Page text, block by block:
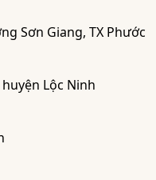
Sơn Giang, TX Phước
Lộc Ninh